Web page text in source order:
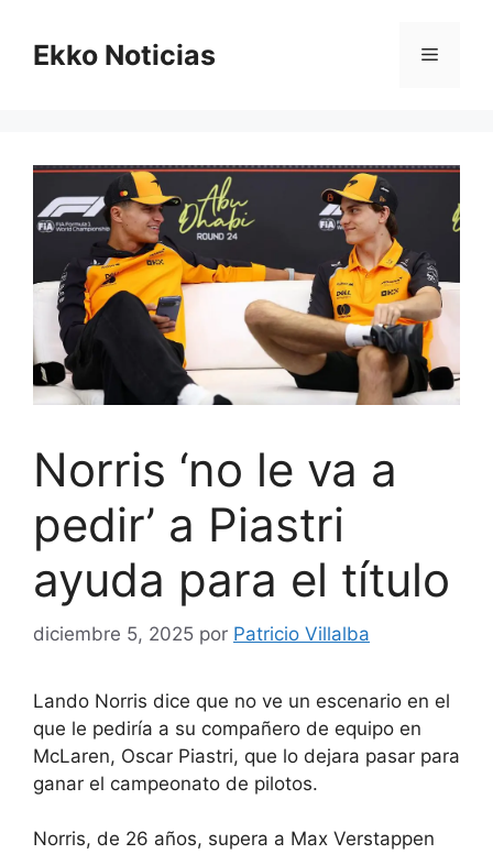
contenido
Ekko Noticias Menú
Norris ‘no le va a
pedir’ a Piastri
ayuda para el título
diciembre 5, 2025 por Patricio Villalba
Lando Norris dice que no ve un escenario en el
que le pediría a su compañero de equipo en
McLaren, Oscar Piastri, que lo dejara pasar para
ganar el campeonato de pilotos.
Norris, de 26 años, supera a Max Verstappen